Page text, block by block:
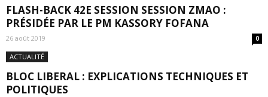
FLASH-BACK 42E SESSION SESSION ZMAO :
PRÉSIDÉE PAR LE PM KASSORY FOFANA
26 août 2019 0
ACTUALITÉ
BLOC LIBERAL : EXPLICATIONS TECHNIQUES ET
POLITIQUES